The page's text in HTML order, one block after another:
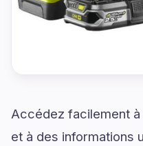
Accédez facilement
et à des informations